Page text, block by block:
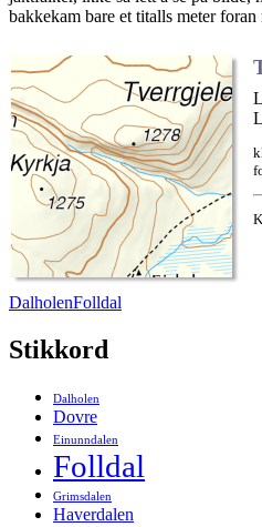
bakkekam bare et titalls meter foran
DalholenFolldal
Stikkord
Dalholen
Dovre
Einunndalen
Folldal
Grimsdalen
Haverdalen